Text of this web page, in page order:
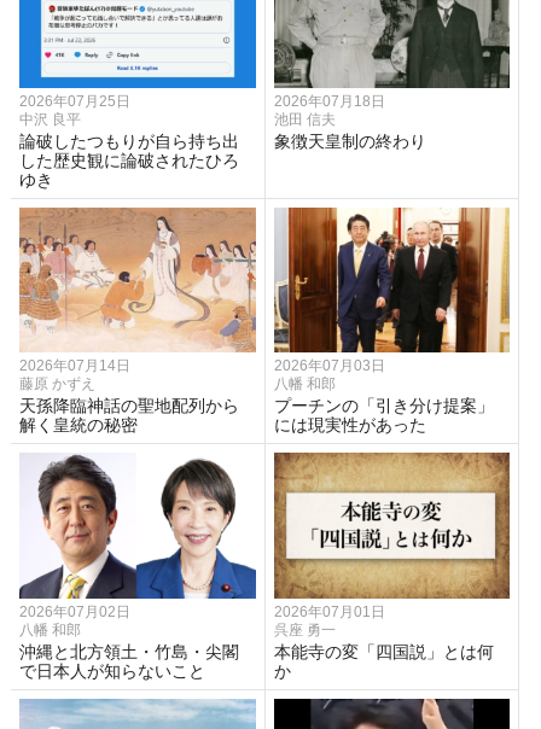
2026年07月25日
中沢 良平
論破したつもりが自ら持ち出
した歴史観に論破されたひろ
ゆき
2026年07月18日
池田 信夫
象徴天皇制の終わり
2026年07月14日
藤原 かずえ
天孫降臨神話の聖地配列から
解く皇統の秘密
2026年07月03日
八幡 和郎
プーチンの「引き分け提案」
には現実性があった
2026年07月02日
八幡 和郎
沖縄と北方領土・竹島・尖閣
で日本人が知らないこと
2026年07月01日
呉座 勇一
本能寺の変「四国説」とは何
か